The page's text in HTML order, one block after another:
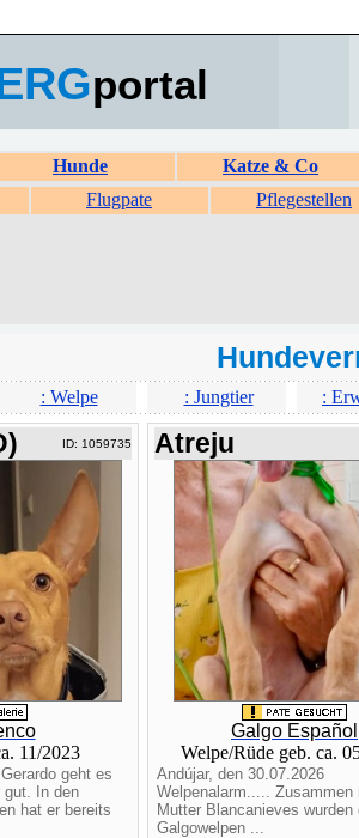
portal
Hunde
Katze & Co
Flugpate Pflegestellen
: Welpe : Jungtier :
ID: 1059735
11/2023
geht es
gut. In den
hat er bereits
Atreju
Galgo Español
Welpe/Rüde geb. ca.
Andújar, den 30.07.2026
Welpenalarm..... Zusammen
Mutter Blancanieves wurden
Galgowelpen ...